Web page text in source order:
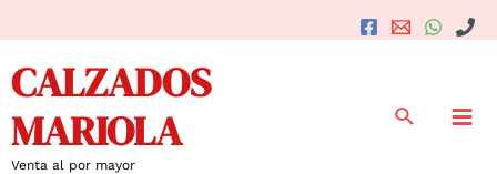
al
contenido
CALZADOS
MARIOLA
Venta al por mayor
Buscar